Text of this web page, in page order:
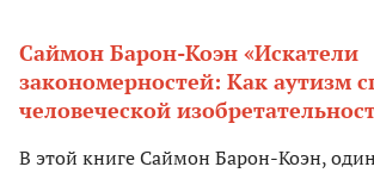
Саймон Барон-Коэн «Искатели
закономерностей: Как аутизм
человеческой
В этой книге Саймон Барон-Коэн,